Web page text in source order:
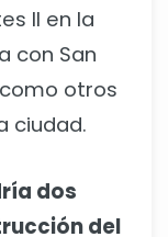
II en la
con San
otros
ciudad.
dos
del